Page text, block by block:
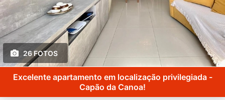
26 FOTOS
Excelente apartamento em localização privilegiada -
Capão da Canoa!